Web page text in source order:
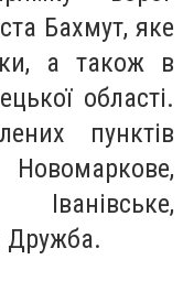
Бахмут, яке
а також в
області.
пунктів
Новомаркове,
Дружба.